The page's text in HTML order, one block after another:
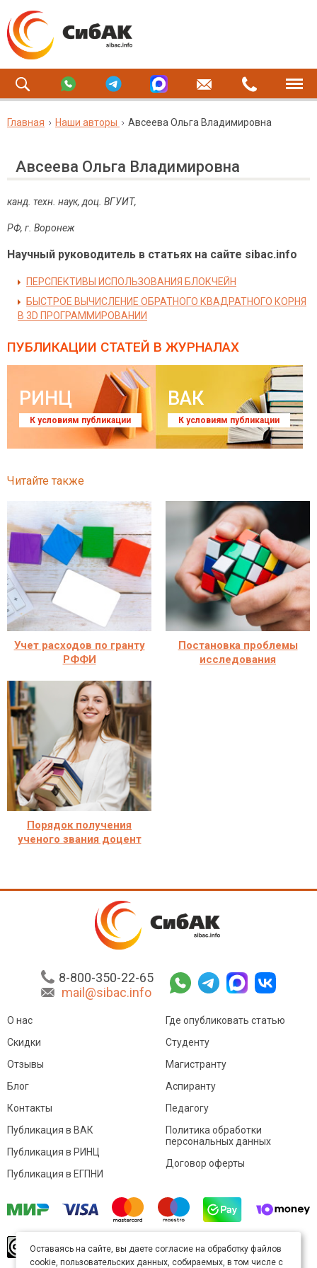
Главная Наши авторы Авсеева Ольга Владимировна
Авсеева Ольга Владимировна
канд. техн. наук, доц. ВГУИТ,
РФ, г. Воронеж
Научный руководитель в статьях на сайте sibac.info
ПЕРСПЕКТИВЫ ИСПОЛЬЗОВАНИЯ БЛОКЧЕЙН
БЫСТРОЕ ВЫЧИСЛЕНИЕ ОБРАТНОГО КВАДРАТНОГО КОРНЯ
В 3D ПРОГРАММИРОВАНИИ
ПУБЛИКАЦИИ СТАТЕЙ В ЖУРНАЛАХ
РИНЦ
К условиям публикации
ВАК
К условиям публикации
Читайте также
Учет расходов по гранту
РФФИ
Постановка проблемы
исследования
Порядок получения
ученого звания доцент
8-800-350-22-65
mail@sibac.info
О нас
Скидки
Отзывы
Блог
Контакты
Где опубликовать статью
Студенту
Магистранту
Аспиранту
Педагогу
Публикация в ВАК
Публикация в РИНЦ
Публикация в ЕГПНИ
Политика обработки
персональных данных
Договор оферты
произведение доступно полицензии Creative
Commons «Attribution» («Атрибуция») 4.0
Оставаясь на сайте, вы даете согласие на обработку файлов
cookie, пользовательских данных, собираемых, в том числе с